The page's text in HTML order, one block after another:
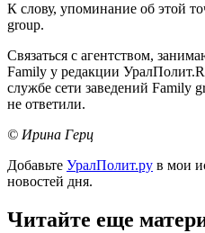
К слову, упоминание об этой
group.
Связаться с агентством,
Family у редакции
службе сети заведений Family
не ответили.
© Ирина Герц
Добавьте УралПолит.ру в мои
новостей дня.
Читайте еще